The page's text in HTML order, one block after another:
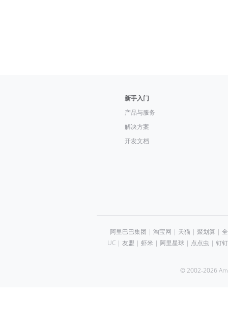
新手入门
产品与服务
解决方案
开发文档
阿里巴巴集团 | 淘宝网 | 天猫| 聚划算 |
UC| 友盟 | 虾米 | 阿里星球| 点点虫 | 钉钉
© 2002-2026